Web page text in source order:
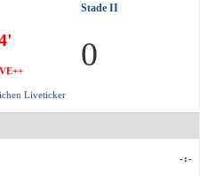
Stade II
0
Liveticker
-:-